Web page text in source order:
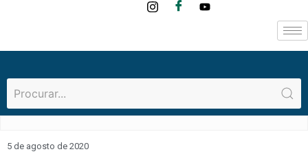
5 de agosto de 2020